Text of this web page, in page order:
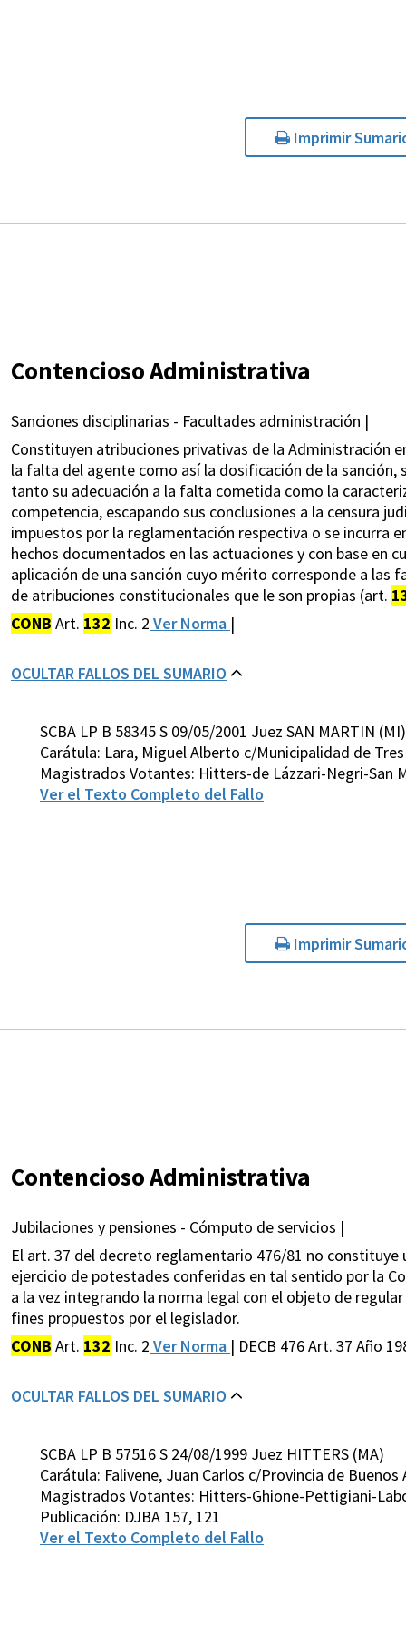
Imprimir
Contencioso Administrativa
Sanciones disciplinarias - Facultades administración |
Constituyen atribuciones privativas de la Administración
la falta del agente como así la dosificación de la
tanto su adecuación a la falta cometida como la
competencia, escapando sus conclusiones a la censura
impuestos por la reglamentación respectiva o se incurra
hechos documentados en las actuaciones y con base en
aplicación de una sanción cuyo mérito corresponde a
de atribuciones constitucionales que le son propias (art.
CONB Art. 132 Inc. 2 Ver Norma |
OCULTAR FALLOS DEL SUMARIO
SCBA LP B 58345 S 09/05/2001 Juez SAN MARTIN (MI)
Carátula: Lara, Miguel Alberto c/Municipalidad de
Magistrados Votantes: Hitters-de Lázzari-Negri-San
Ver el Texto Completo del Fallo
Imprimir
Contencioso Administrativa
Jubilaciones y pensiones - Cómputo de servicios |
El art. 37 del decreto reglamentario 476/81 no
ejercicio de potestades conferidas en tal sentido por la
a la vez integrando la norma legal con el objeto de
fines propuestos por el legislador.
CONB Art. 132 Inc. 2 Ver Norma | DECB 476 Art. 37 Año
OCULTAR FALLOS DEL SUMARIO
SCBA LP B 57516 S 24/08/1999 Juez HITTERS (MA)
Carátula: Falivene, Juan Carlos c/Provincia de
Magistrados Votantes: Hitters-Ghione-Pettigiani-
Publicación: DJBA 157, 121
Ver el Texto Completo del Fallo